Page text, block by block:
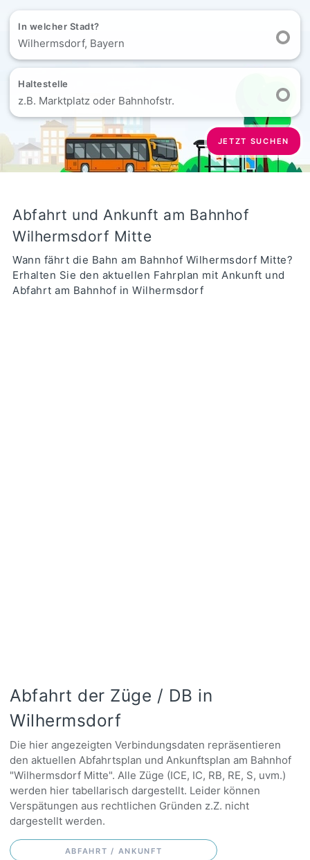
In welcher Stadt?
Wilhermsdorf, Bayern
Haltestelle
z.B. Marktplatz oder Bahnhofstr.
JETZT SUCHEN
Abfahrt und Ankunft am Bahnhof
Wilhermsdorf Mitte
Wann fährt die Bahn am Bahnhof Wilhermsdorf Mitte?
Erhalten Sie den aktuellen Fahrplan mit Ankunft und
Abfahrt am Bahnhof in Wilhermsdorf
Abfahrt der Züge / DB in
Wilhermsdorf
Die hier angezeigten Verbindungsdaten repräsentieren
den aktuellen Abfahrtsplan und Ankunftsplan am Bahnhof
"Wilhermsdorf Mitte". Alle Züge (ICE, IC, RB, RE, S, uvm.)
werden hier tabellarisch dargestellt. Leider können
Verspätungen aus rechtlichen Gründen z.Z. nicht
dargestellt werden.
ABFAHRT / ANKUNFT